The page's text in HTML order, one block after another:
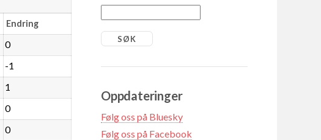
Endring
0
-1
1
0
0
Oppdateringer
Følg oss på Bluesky
Følg oss på Facebook